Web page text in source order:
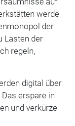
werde
der
Lasten der
regeln,
digital über
erspare in
und verkürze